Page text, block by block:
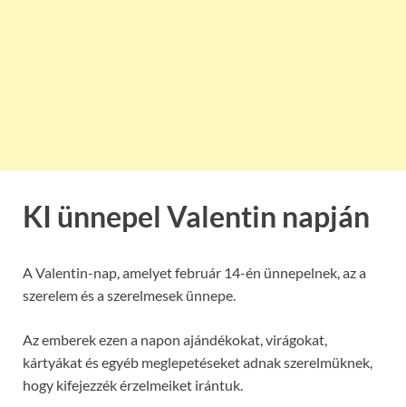
KI ünnepel Valentin napján
A Valentin-nap, amelyet február 14-én ünnepelnek, az a
szerelem és a szerelmesek ünnepe.
Az emberek ezen a napon ajándékokat, virágokat,
kártyákat és egyéb meglepetéseket adnak szerelmüknek,
hogy kifejezzék érzelmeiket irántuk.